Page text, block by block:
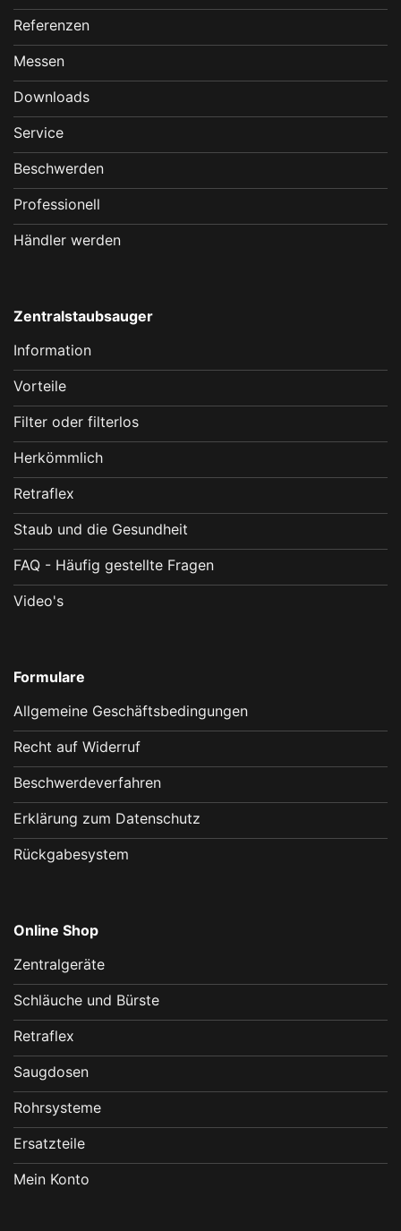
Referenzen
Messen
Downloads
Service
Beschwerden
Professionell
Händler werden
Zentralstaubsauger
Information
Vorteile
Filter oder filterlos
Herkömmlich
Retraflex
Staub und die Gesundheit
FAQ - Häufig gestellte Fragen
Video's
Formulare
Allgemeine Geschäftsbedingungen
Recht auf Widerruf
Beschwerdeverfahren
Erklärung zum Datenschutz
Rückgabesystem
Online Shop
Zentralgeräte
Schläuche und Bürste
Retraflex
Saugdosen
Rohrsysteme
Ersatzteile
Mein Konto